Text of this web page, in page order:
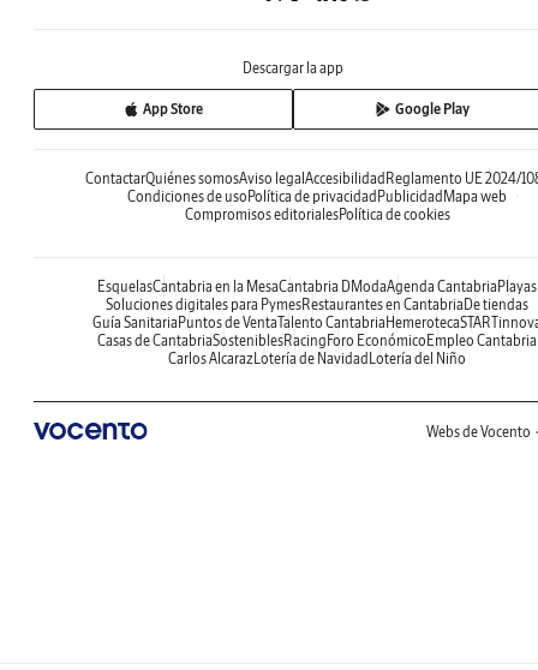
Descargar la app
App Store Google Play
ContactarQuiénes somosAviso legalAccesibilidadReglamento UE 2024/
Condiciones de usoPolítica de privacidadPublicidadMapa web
Compromisos editorialesPolítica de cookies
EsquelasCantabria en la MesaCantabria DModaAgenda CantabriaPlayas
Soluciones digitales para PymesRestaurantes en CantabriaDe tiendas
Guía SanitariaPuntos de VentaTalento CantabriaHemeroteca
Casas de CantabriaSosteniblesRacingForo EconómicoEmpleo Cantabria
Carlos AlcarazLotería de NavidadLotería del Niño
Webs de Vocento